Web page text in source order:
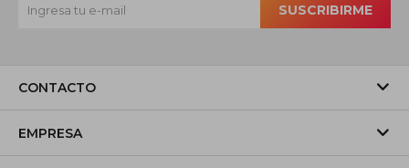
CONTACTO
EMPRESA
SUSCRIBIRME